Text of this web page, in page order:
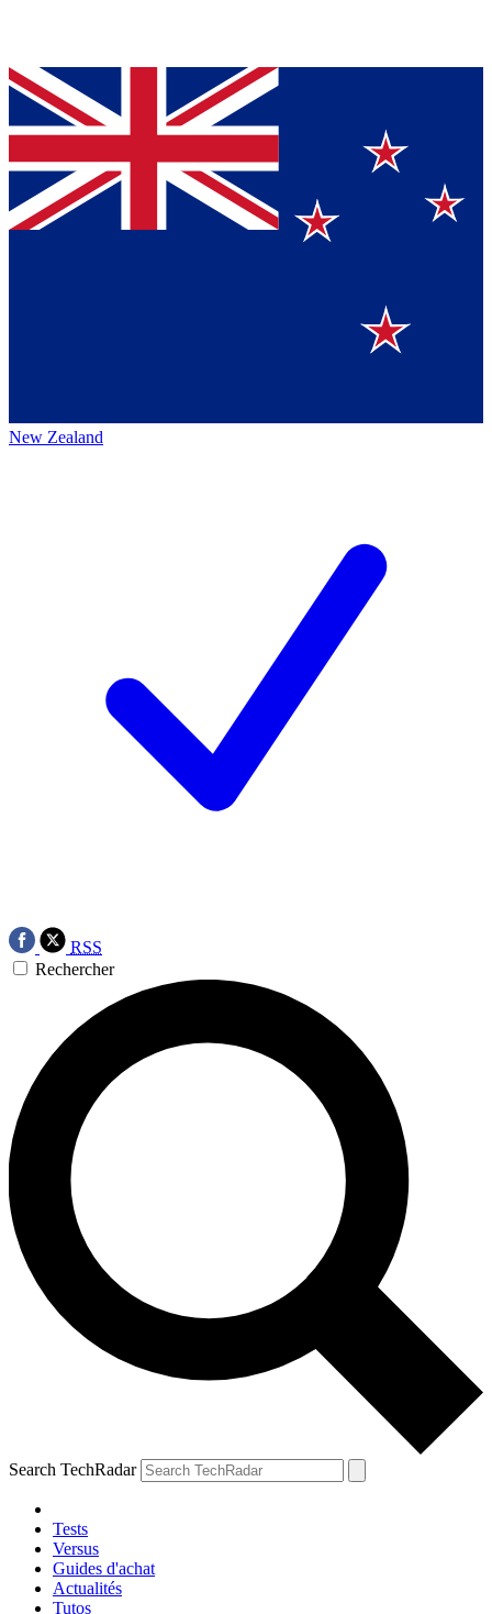
New Zealand
RSS
Rechercher
Search TechRadar
Tests
Versus
Guides d'achat
Actualités
Tutos